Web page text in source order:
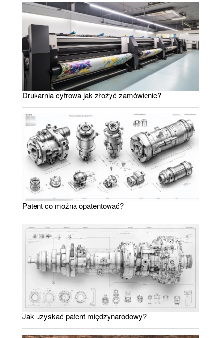
Drukarnia cyfrowa jak złożyć zamówienie?
Patent co można opatentować?
Jak uzyskać patent międzynarodowy?